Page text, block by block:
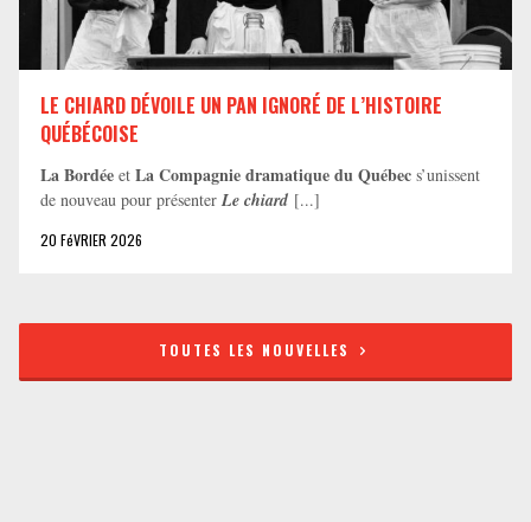
LE CHIARD DÉVOILE UN PAN IGNORÉ DE L’HISTOIRE
QUÉBÉCOISE
La Bordée et La Compagnie dramatique du Québec s’unissent
de nouveau pour présenter Le chiard [...]
20 FéVRIER 2026
TOUTES LES NOUVELLES